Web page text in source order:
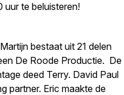
uur te beluisteren!
bestaat uit 21 delen
De Roode Productie. De
deed Terry. David Paul
partner. Eric maakte de